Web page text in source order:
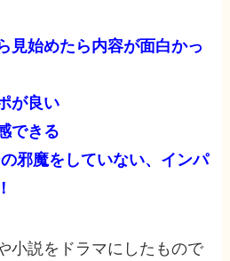
見始めたら内容が面白かっ
が良い
できる
邪魔をしていない、インパ
小説をドラマにしたもので